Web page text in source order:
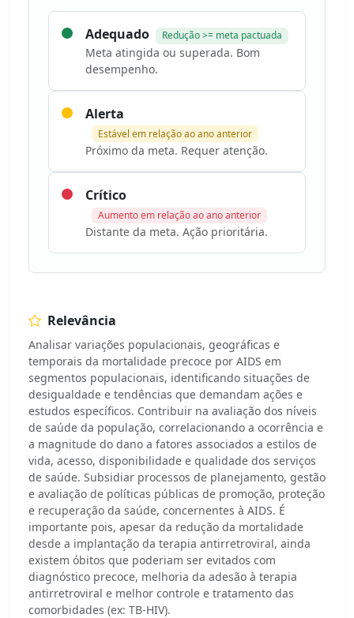
Adequado Redução >= meta pactuada
Meta atingida ou superada. Bom
desempenho.
Alerta
Estável em relação ao ano anterior
Próximo da meta. Requer atenção.
Crítico
Aumento em relação ao ano anterior
Distante da meta. Ação prioritária.
Relevância
Analisar variações populacionais, geográficas e
temporais da mortalidade precoce por AIDS em
segmentos populacionais, identificando situações de
desigualdade e tendências que demandam ações e
estudos específicos. Contribuir na avaliação dos níveis
de saúde da população, correlacionando a ocorrência e
a magnitude do dano a fatores associados a estilos de
vida, acesso, disponibilidade e qualidade dos serviços
de saúde. Subsidiar processos de planejamento, gestão
e avaliação de políticas públicas de promoção, proteção
e recuperação da saúde, concernentes à AIDS. É
importante pois, apesar da redução da mortalidade
desde a implantação da terapia antirretroviral, ainda
existem óbitos que poderiam ser evitados com
diagnóstico precoce, melhoria da adesão à terapia
antirretroviral e melhor controle e tratamento das
comorbidades (ex: TB-HIV).